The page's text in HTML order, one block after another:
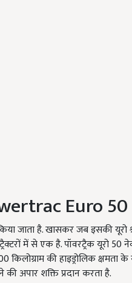
Euro
जाता है. खासकर जब इसकी
में से एक है. पॉवरट्रैक यूरो 50
की हाइड्रोलिक क्षमता
अपार शक्ति प्रदान करता है.